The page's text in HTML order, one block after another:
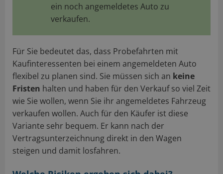
ein noch angemeldetes Auto zu
verkaufen.
Für Sie bedeutet das, dass Probefahrten mit
Kaufinteressenten bei einem angemeldeten Auto
flexibel zu planen sind. Sie müssen sich an keine
Fristen halten und haben für den Verkauf so viel Zeit
wie Sie wollen, wenn Sie ihr angemeldetes Fahrzeug
verkaufen wollen. Auch für den Käufer ist diese
Variante sehr bequem. Er kann nach der
Vertragsunterzeichnung direkt in den Wagen
steigen und damit losfahren.